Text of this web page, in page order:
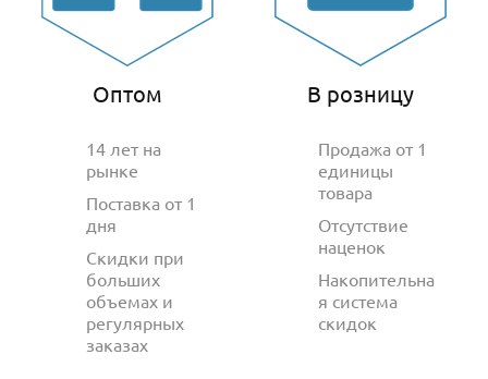
Оптом
14 лет на
рынке
Поставка от 1
дня
Скидки при
больших
объемах и
регулярных
заказах
В розницу
Продажа от 1
единицы
товара
Отсутствие
наценок
Накопительна
я система
скидок